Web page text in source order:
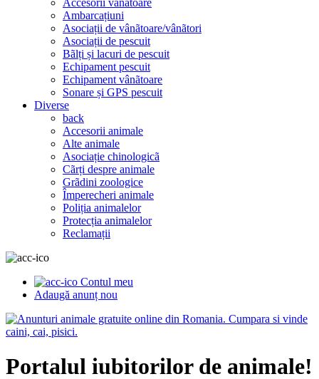
Accesorii vanatoare
Ambarcațiuni
Asociații de vânãtoare/vânãtori
Asociații de pescuit
Bãlți și lacuri de pescuit
Echipament pescuit
Echipament vânãtoare
Sonare și GPS pescuit
Diverse
back
Accesorii animale
Alte animale
Asociație chinologicã
Cãrți despre animale
Grãdini zoologice
Împerecheri animale
Poliția animalelor
Protecția animalelor
Reclamații
Contul meu
Adaugă anunț nou
Portalul iubitorilor de animale!